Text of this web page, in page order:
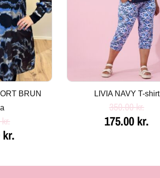
BRUN
kr.
kr.
LIVIA NAVY T-shirt
350.00kr.
175.00 kr.